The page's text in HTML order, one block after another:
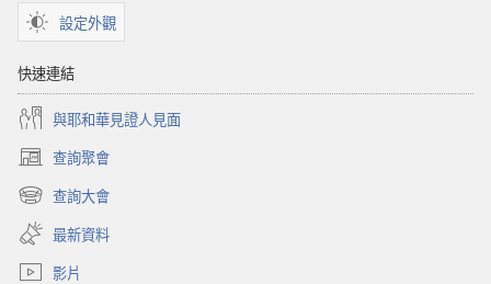
設定外觀
快速連結
與耶和華見證人見面
查詢聚會
（開
啟
新
視
窗）
查詢大會
（開
啟
新
視
最新資料
影片